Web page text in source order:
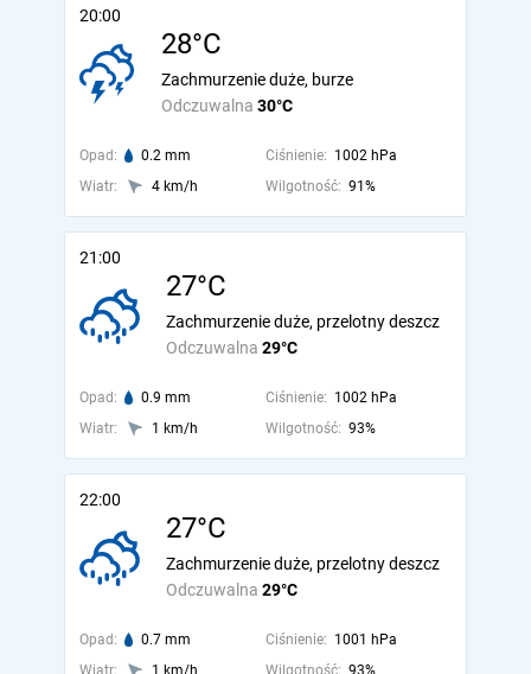
20:00
28°C
Odczuwalna 30°C
Zachmurzenie duże, burze
Opad: 0.2 mm Ciśnienie: 1002 hPa
Wiatr:
4 km/h Wilgotność: 91%
21:00
27°C
Odczuwalna 29°C
Zachmurzenie duże, przelotny deszcz
Opad: 0.9 mm Ciśnienie: 1002 hPa
Wiatr:
1 km/h Wilgotność: 93%
22:00
27°C
Odczuwalna 29°C
Zachmurzenie duże, przelotny deszcz
Opad: 0.7 mm Ciśnienie: 1001 hPa
Wiatr:
1 km/h Wilgotność: 93%